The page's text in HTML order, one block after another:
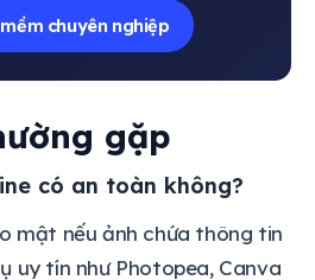
chuyên nghiệp
gặp
có an toàn không?
mật nếu ảnh chứa thông tin
uy tín như Photopea, Canva